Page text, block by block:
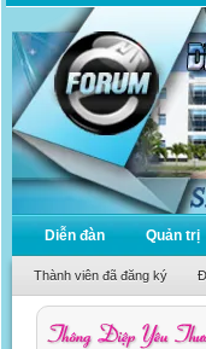
Diễn đàn Quản trị
Thành viên đã đăng ký